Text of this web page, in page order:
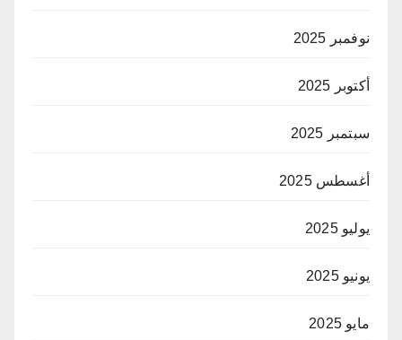
نوفمبر 2025
أكتوبر 2025
سبتمبر 2025
أغسطس 2025
يوليو 2025
يونيو 2025
مايو 2025